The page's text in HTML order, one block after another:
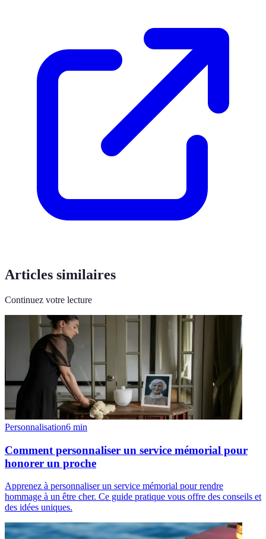
Articles similaires
Continuez votre lecture
Personnalisation6 min
Comment personnaliser un service mémorial pour
honorer un proche
Apprenez à personnaliser un service mémorial pour rendre
hommage à un être cher. Ce guide pratique vous offre des conseils et
des idées uniques.